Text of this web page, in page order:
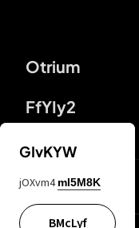
Otrium
FfYIy2
DDcvSo
GIvKYW
jOXvm4 mI5M8K
BMcLyf